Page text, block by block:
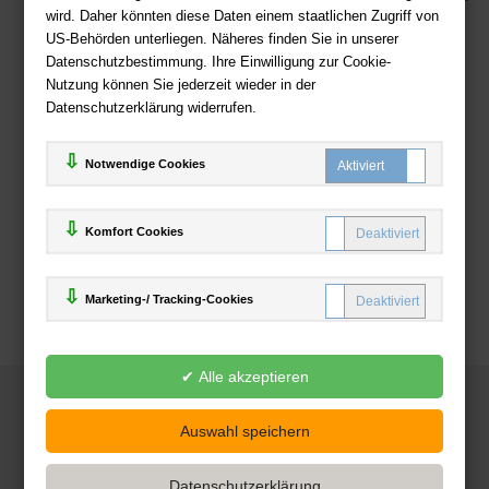
wird. Daher könnten diese Daten einem staatlichen Zugriff von
US-Behörden unterliegen. Näheres finden Sie in unserer
Datenschutzbestimmung. Ihre Einwilligung zur Cookie-
Nutzung können Sie jederzeit wieder in der
Datenschutzerklärung widerrufen.
Notwendige Cookies
Komfort Cookies
Marketing-/ Tracking-Cookies
Zahlweisen
Deutsche-Buchhandlung.de
www.deutsche-buchhandlung.de ist ein Angebot der
Handelsgesellschaft mbH
Powered by Inooga